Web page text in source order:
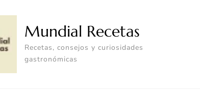
Mundial Recetas
Recetas, consejos y curiosidades
gastronómicas